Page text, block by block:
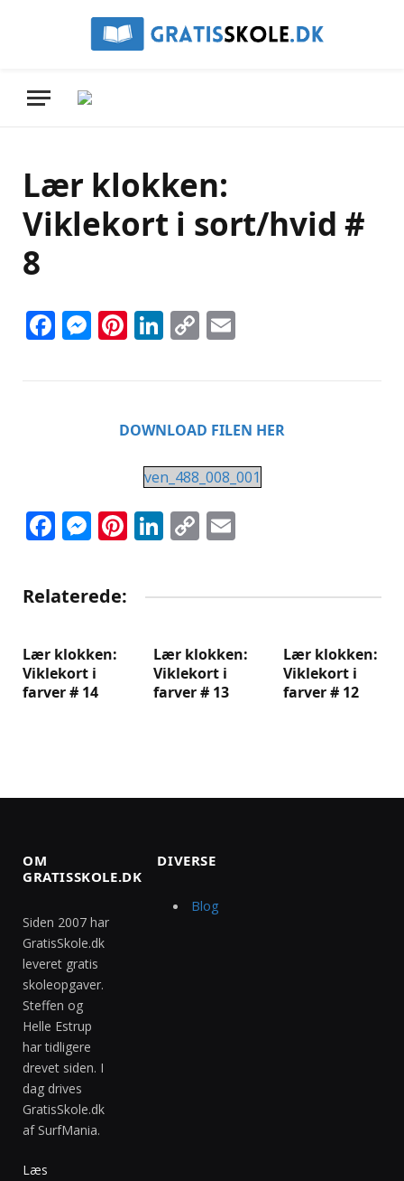
Lær klokken:
Viklekort i sort/hvid #
8
Facebook
Messenger
Pinterest
LinkedIn
Copy
DOWNLOAD FILEN HER
ven_488_008_001
Facebook
Messenger
Pinterest
LinkedIn
Copy
Relaterede:
Lær klokken:
Viklekort i
farver # 14
Lær klokken:
Viklekort i
farver # 13
Lær klokken:
Viklekort i
farver # 12
OM
GRATISSKOLE.DK
Siden 2007 har
GratisSkole.dk
leveret gratis
skoleopgaver.
Steffen og
Helle Estrup
har tidligere
drevet siden. I
dag drives
GratisSkole.dk
af SurfMania.
Læs
DIVERSE
Blog